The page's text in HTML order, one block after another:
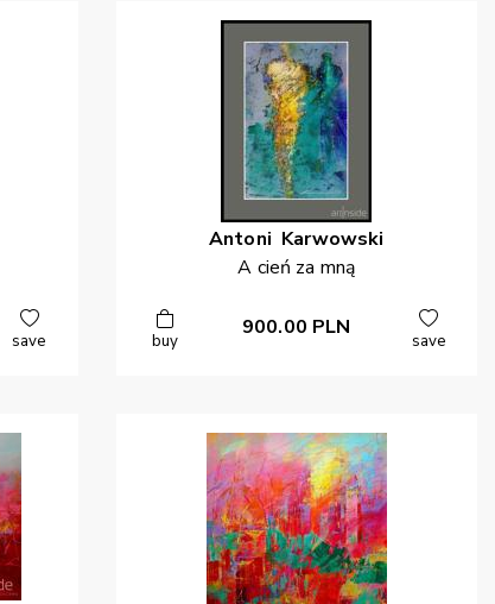
save
Antoni Karwowski
A cień za mną
buy
900.00 PLN
save